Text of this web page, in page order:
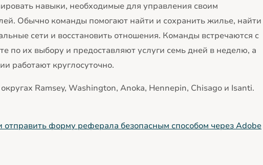
навыки, необходимые для управления своим
Обычно команды помогают найти и сохранить жилье, найти
сети и восстановить отношения. Команды встречаются с
по их выбору и предоставляют услуги семь дней в неделю, а
работают круглосуточно.
Ramsey, Washington, Anoka, Hennepin, Chisago и Isanti.
отправить форму реферала безопасным способом через Adobe